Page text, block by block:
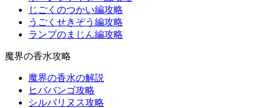
じごくのつかい編攻略
うごくせきぞう編攻略
ランプのまじん編攻略
魔界の香水攻略
魔界の香水の解説
ヒババンゴ攻略
シルバリヌス攻略